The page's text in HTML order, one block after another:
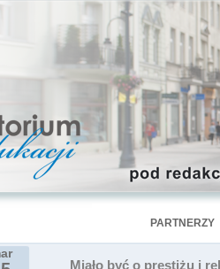
PARTNERZY
Miało być o prestiżu i